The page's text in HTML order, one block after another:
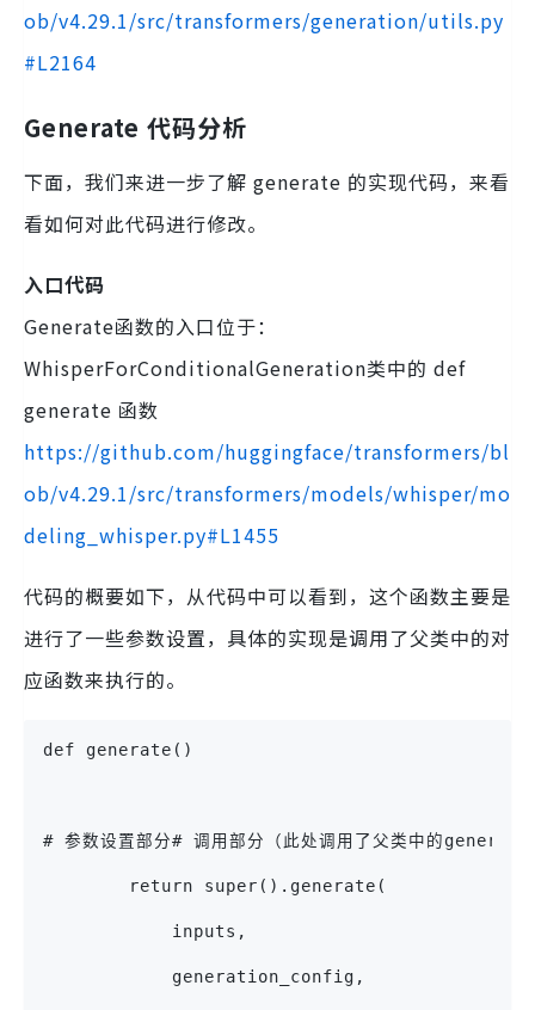
ob/v4.29.1/src/transformers/generation/utils.py
#L2164
Generate 代码分析
下面，我们来进一步了解 generate 的实现代码，来看
看如何对此代码进行修改。
入口代码
Generate函数的入口位于：
WhisperForConditionalGeneration类中的 def
generate 函数
https://github.com/huggingface/transformers/bl
ob/v4.29.1/src/transformers/models/whisper/mo
deling_whisper.py#L1455
代码的概要如下，从代码中可以看到，这个函数主要是
进行了一些参数设置，具体的实现是调用了父类中的对
应函数来执行的。
def generate()
# 参数设置部分# 调用部分（此处调用了父类中的generate
        return super().generate(
            inputs,
            generation_config,